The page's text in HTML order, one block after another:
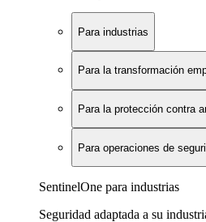
Para industrias
Para la transformación
Para la protección contra
Para operaciones de
SentinelOne para industrias
Seguridad adaptada a su